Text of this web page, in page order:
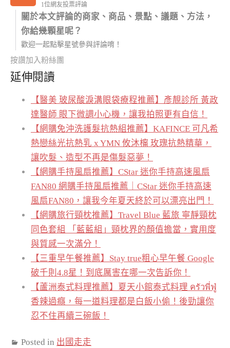
1位網友投票評論
關於本文評論的商家、商品、景點、議題、方法，
你給幾顆星呢？
歡迎一起點擊星號參與評論唷！
按讚加入粉絲團
延伸閱讀
【醫美 玻尿酸淚溝眼袋療程推薦】彥靚診所 黃政
達醫師 眼下微調小心機，讓我拍照更有自信！
【網購免沖洗護髮抗熱組推薦】KAFINCE 可凡希
熱戀絲光抗熱乳 x YMN 攸沐橣 玫瑰抗熱精華，
讓吹髮、造型不再是傷髮惡夢！
【網購手持風扇推薦】CStar 迷你手持高速風扇
FAN80 網購手持風扇推薦｜CStar 迷你手持高速
風扇FAN80，讓我今年夏天終於可以漂亮出門！
【網購旅行頸枕推薦】Travel Blue 藍旅 寧靜頸枕
同色套組 「藍藍組」頸枕界的顏值擔當，實用度
與質感一次滿分！
【三重早午餐推薦】Stay true粗心早午餐 Google
破千則4.8星！到底厲害在哪一次告訴你！
【蘆洲泰式料理推薦】夏天小館泰式料理 ครัวพี่ฟู่
香辣過癮，每一道料理都是白飯小偷！後勁讓你
忍不住再續三碗飯！
Posted in 出國走走